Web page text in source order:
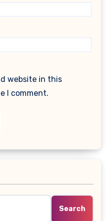
website in this
I comment.
Search